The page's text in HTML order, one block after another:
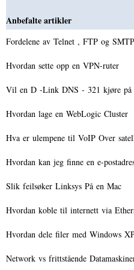
Anbefalte artikler
Fordelene av Telnet , FTP og SMTP
Hvordan sette opp en VPN-ruter
Vil en D -Link DNS - 321 kjøre på
Hvordan lage en WebLogic Cluster
Hva er ulempene til VoIP Over
Hvordan kan jeg finne en e-
Slik feilsøker Linksys På en Mac
Hvordan koble til internett via
Hvordan dele filer med Windows
Network vs frittstående